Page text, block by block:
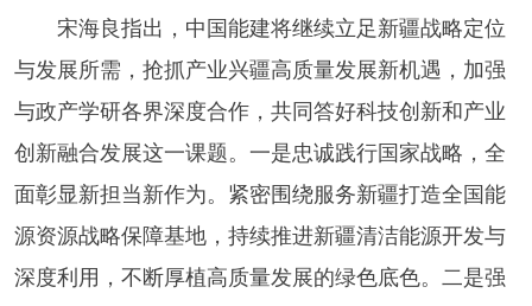
宋海良指出，中国能建将继续立足新疆战略定位
与发展所需，抢抓产业兴疆高质量发展新机遇，加强
与政产学研各界深度合作，共同答好科技创新和产业
创新融合发展这一课题。一是忠诚践行国家战略，全
面彰显新担当新作为。紧密围绕服务新疆打造全国能
源资源战略保障基地，持续推进新疆清洁能源开发与
深度利用，不断厚植高质量发展的绿色底色。二是强